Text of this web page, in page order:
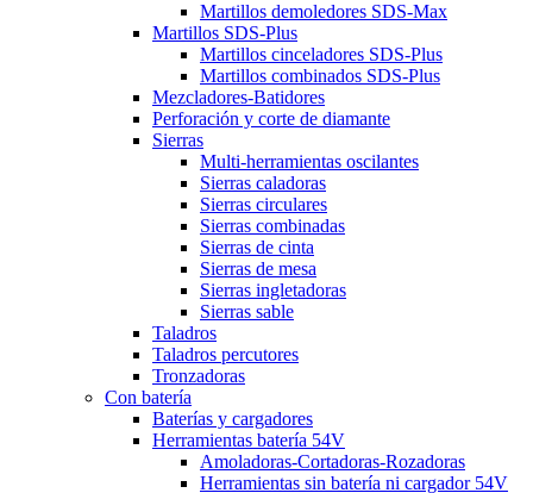
Martillos demoledores SDS-Max
Martillos SDS-Plus
Martillos cinceladores SDS-Plus
Martillos combinados SDS-Plus
Mezcladores-Batidores
Perforación y corte de diamante
Sierras
Multi-herramientas oscilantes
Sierras caladoras
Sierras circulares
Sierras combinadas
Sierras de cinta
Sierras de mesa
Sierras ingletadoras
Sierras sable
Taladros
Taladros percutores
Tronzadoras
Con batería
Baterías y cargadores
Herramientas batería 54V
Amoladoras-Cortadoras-Rozadoras
Herramientas sin batería ni cargador 54V